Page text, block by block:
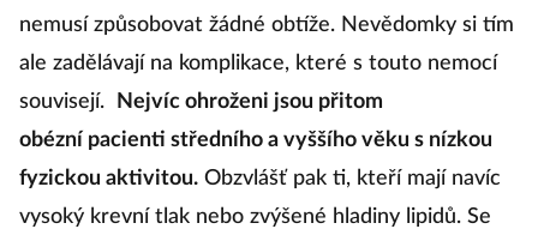
nemusí způsobovat žádné obtíže. Nevědomky si tím
ale zadělávají na komplikace, které s touto nemocí
souvisejí.
Nejvíc ohroženi jsou přitom
obézní pacienti středního a vyššího věku s nízkou
fyzickou aktivitou. Obzvlášť pak ti, kteří mají navíc
vysoký krevní tlak nebo zvýšené hladiny lipidů. Se